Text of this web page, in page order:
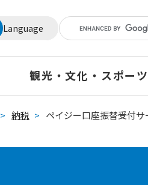
Language
観光・文化・スポーツ
> 納税 > ペイジー口座振替受付サ